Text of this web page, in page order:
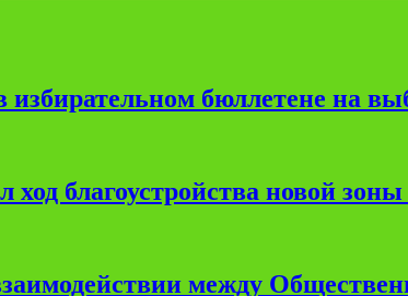
бюллетене на
благоустройства новой
между